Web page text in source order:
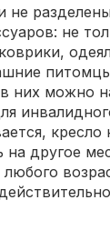
не
не
них можно
кресло
на другое